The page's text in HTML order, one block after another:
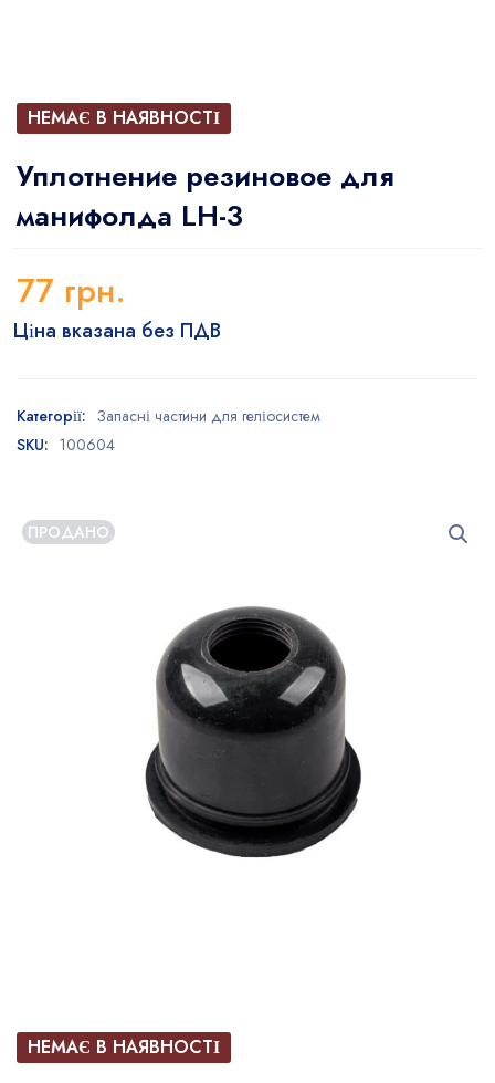
НЕМАЄ В НАЯВНОСТІ
Уплотнение резиновое для
манифолда LH-3
77 грн.
Ціна вказана без ПДВ
Категорії: Запасні частини для геліосистем
SKU: 100604
ПРОДАНО
НЕМАЄ В НАЯВНОСТІ